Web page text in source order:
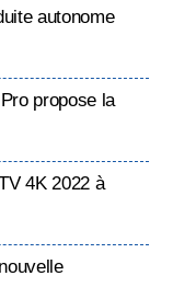
autonome
propose la
4K 2022 à